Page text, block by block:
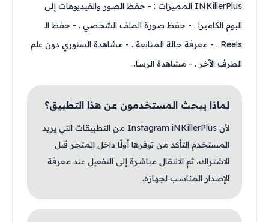
INKillerPlus المميزات : - حفظ الصور والفيديوهات إلى
البوم الكاميرا . - حفظ صورة الملف الشخصي . - حفظ الـ
Reels . - معرفة حالة المتابعة . - مشاهدة الستوري دون علم
الطرف الآخر . - مشاهدة الرسا...
لماذا يبحث المستخدمون عن هذا التطبيق؟
لأن Instagram iNKillerPlus من التطبيقات التي يريد
المستخدم التأكد من توفرها أولًا داخل المتجر قبل
الاشتراك، ثم الانتقال مباشرة إلى التفعيل عند معرفة
الإصدار المناسب لجهازه.